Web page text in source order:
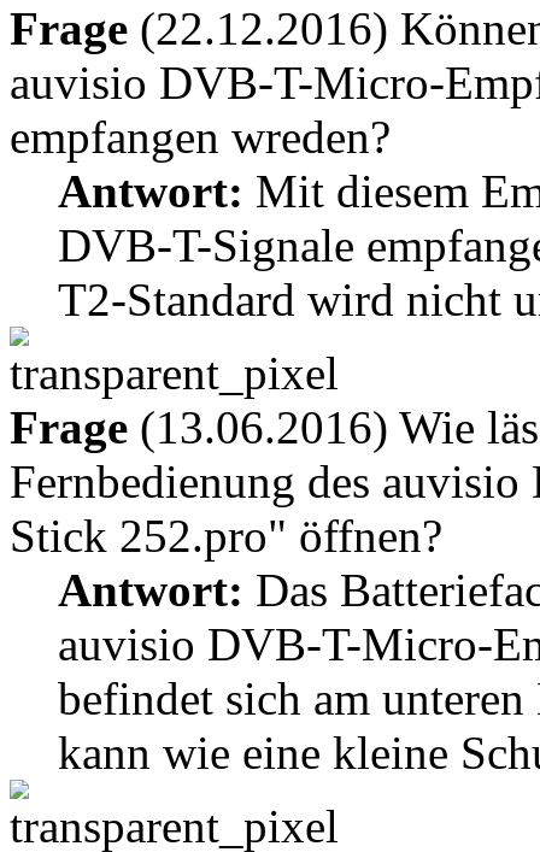
Frage (22.12.2016)
auvisio DVB-T-Micro-
empfangen wreden?
Antwort: Mit diesem
DVB-T-Signale
T2-Standard wird nicht
Frage (13.06.2016) Wie
Fernbedienung des
Stick 252.pro" öffnen?
Antwort: Das
auvisio DVB-T-Micro-
befindet sich am
kann wie eine kleine